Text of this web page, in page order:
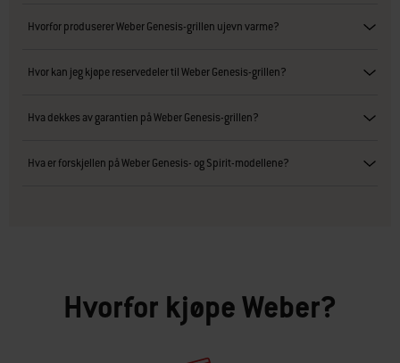
Hvorfor produserer Weber Genesis-grillen ujevn varme?
Hvor kan jeg kjøpe reservedeler til Weber Genesis-grillen?
Hva dekkes av garantien på Weber Genesis-grillen?
Hva er forskjellen på Weber Genesis- og Spirit-modellene?
Hvorfor kjøpe Weber?